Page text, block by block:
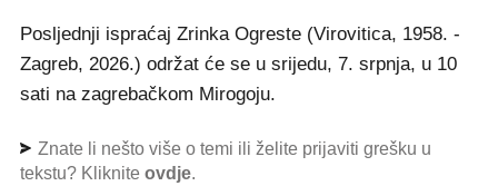
Posljednji ispraćaj Zrinka Ogreste (Virovitica, 1958. -
Zagreb, 2026.) održat će se u srijedu, 7. srpnja, u 10
sati na zagrebačkom Mirogoju.
Znate li nešto više o temi ili želite prijaviti grešku u
tekstu? Kliknite ovdje.